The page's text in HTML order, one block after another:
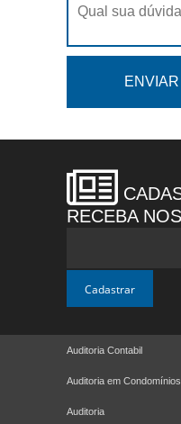
RECEBA
Auditoria Contabil
Auditoria em Condomínios
Auditoria